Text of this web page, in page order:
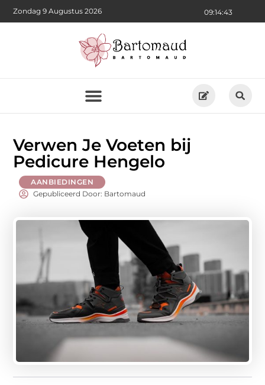
09:14:44
Zondag 9 Augustus 2026
Verwen Je Voeten bij
Pedicure Hengelo
AANBIEDINGEN
Gepubliceerd Door: Bartomaud